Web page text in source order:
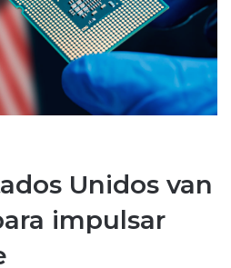
Unidos van
impulsar